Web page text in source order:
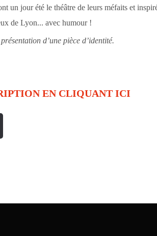
un jour été le théâtre de leurs méfaits et
de Lyon... avec humour !
d’une pièce d’identité.
EN CLIQUANT ICI